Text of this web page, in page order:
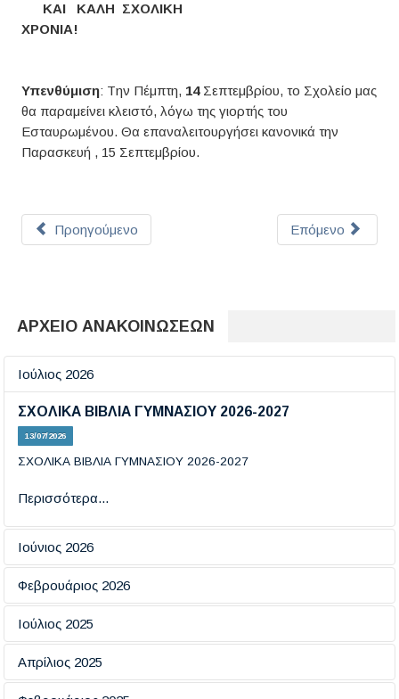
ΚΑΙ ΚΑΛΗ ΣΧΟΛΙΚΗ
ΧΡΟΝΙΑ!
Υπενθύμιση: Tην Πέμπτη, 14 Σεπτεμβρίου, το Σχολείο μας
θα παραμείνει κλειστό, λόγω της γιορτής του
Εσταυρωμένου. Θα επαναλειτουργήσει κανονικά την
Παρασκευή , 15 Σεπτεμβρίου.
Προηγούμενο Επόμενο
ΑΡΧΕΙΟ ΑΝΑΚΟΙΝΩΣΕΩΝ
Ιούλιος 2026
ΣΧΟΛΙΚΑ ΒΙΒΛΙΑ ΓΥΜΝΑΣΙΟΥ 2026-2027
13/07/2026
ΣΧΟΛΙΚΑ ΒΙΒΛΙΑ ΓΥΜΝΑΣΙΟΥ 2026-2027
Περισσότερα...
Ιούνιος 2026
Εξετάσεις πιστοποίησης πληροφορικής
19/06/2026
Περισσότερα...
ΑΠΑΝΤΗΣΕΙΣ ΦΥΣΙΚΗΣ ΚΑΙ ΙΣΤΟΡΙΑΣ
Φεβρουάριος 2026
ΗΜΕΡΑ ΑΣΦΑΛΟΥΣ ΠΛΟΗΓΗΣΗΣ ΣΤΟ ΔΙΑΔΙΚΤΥΟ
18/02/2026
Περισσότερα...
Ιούλιος 2025
ΕΞΕΤΑΣΕΙΣ ΠΙΣΤΟΠΟΙΗΤΙΚΩΝ ΓΛΩΣΣΟΜΑΘΕΙΑΣ
Απρίλιος 2025